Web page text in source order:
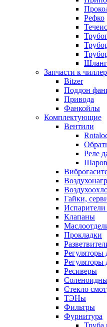
Рефко
Запчасти к
Bitzer
Поддон
Привода
Фанкойлы
Комплектующие
Вентили
Реле
Гайки,
Клапаны
Прокладки
Регуляторы
Регуляторы
Ресиверы
Стекло
ТЭНы
Фильтры
Фурнитура
Труба